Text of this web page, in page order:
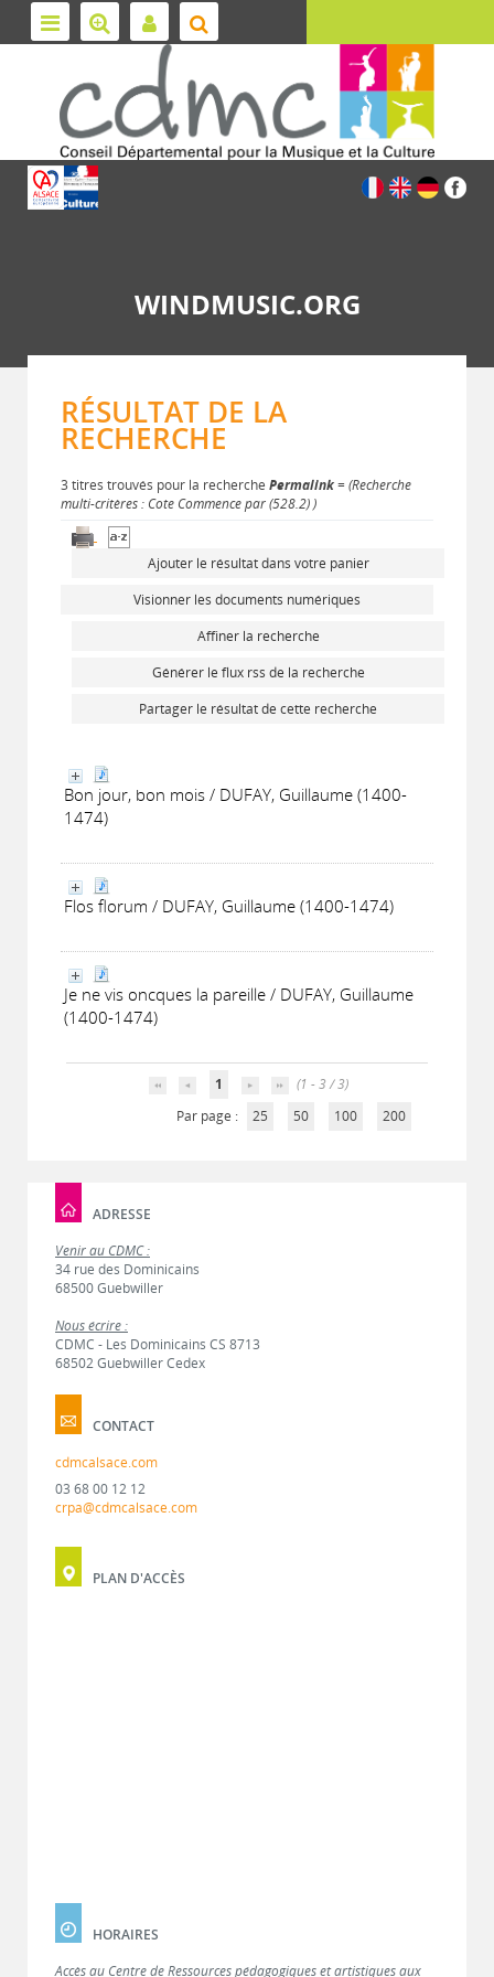
WINDMUSIC.ORG
RÉSULTAT DE LA
RECHERCHE
3 titres trouvés pour la recherche Permalink= (Recherche
multi-critères : Cote Commence par (528.2) )
Ajouter le résultat dans votre panier
Visionner les documents numériques
Affiner la recherche
Générer le flux rss de la recherche
Partager le résultat de cette recherche
Bon jour, bon mois / DUFAY, Guillaume (1400-
1474)
Flos florum / DUFAY, Guillaume (1400-1474)
Je ne vis oncques la pareille / DUFAY, Guillaume
(1400-1474)
1
(1 - 3 / 3)
Par page :
25 50 100 200
ADRESSE
Venir au CDMC :
34 rue des Dominicains
68500 Guebwiller
Nous écrire :
CDMC - Les Dominicains CS 8713
68502 Guebwiller Cedex
CONTACT
cdmcalsace.com
03 68 00 12 12
crpa@cdmcalsace.com
PLAN D'ACCÈS
HORAIRES
Accès au Centre de Ressources pédagogiques et artistiques aux